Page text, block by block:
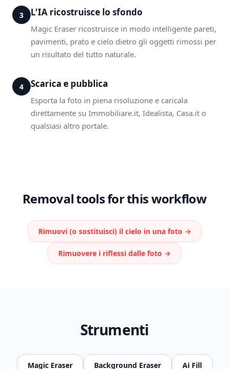
3 L'IA ricostruisce lo sfondo
Magic Eraser ricostruisce in modo intelligente pareti,
pavimenti, prato e cielo dietro gli oggetti rimossi per
un risultato del tutto naturale.
4 Scarica e pubblica
Esporta la foto in piena risoluzione e caricala
direttamente su Immobiliare.it, Idealista, Casa.it o
qualsiasi altro portale.
Removal tools for this workflow
Rimuovi (o sostituisci) il cielo in una foto →
Rimuovere i riflessi dalle foto →
Strumenti
Magic Eraser Background Eraser Ai Fill